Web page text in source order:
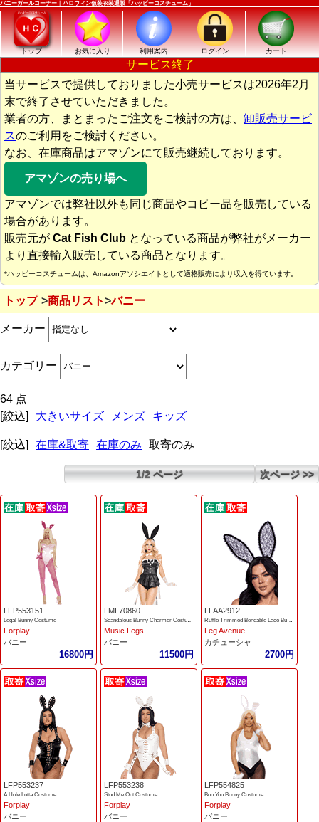
バニーガールコーナー｜ハロウィン仮装衣装通販「ハッピーコスチューム」
トップ お気に入り 利用案内 ログイン カート
サービス終了
当サービスで提供しておりました小売サービスは2026年2月
末で終了させていただきました。
業者の方、まとまったご注文をご検討の方は、 卸販売サービ
スのご利用をご検討ください。
なお、在庫商品はアマゾンにて販売継続しております。
アマゾンの売り場へ
アマゾンでは弊社以外も同じ商品やコピー品を販売している
場合があります。
販売元が Cat Fish Club となっている商品が弊社がメーカー
より直接輸入販売している商品となります。
*ハッピーコスチュームは、Amazonアソシエイトとして適格販売により収入を得ています。
トップ 商品リスト バニー
メーカー
カテゴリー
64 点
[絞込]
大きいサイズ メンズ キッズ
[絞込] 在庫&取寄 在庫のみ 取寄のみ
1/2 ページ 次ページ >>
LFP553151
Legal Bunny Costume
Forplay
バニー
16800円
LML70860
Scandalous Bunny Charmer Costume
Music Legs
バニー
11500円
LLAA2912
Ruffle Trimmed Bendable Lace Bunny ears
Leg Avenue
カチューシャ
2700円
LFP553237
A Hole Lotta Costume
Forplay
バニー
LFP553238
Stud Me Out Costume
Forplay
バニー
LFP554825
Boo You Bunny Costume
Forplay
バニー